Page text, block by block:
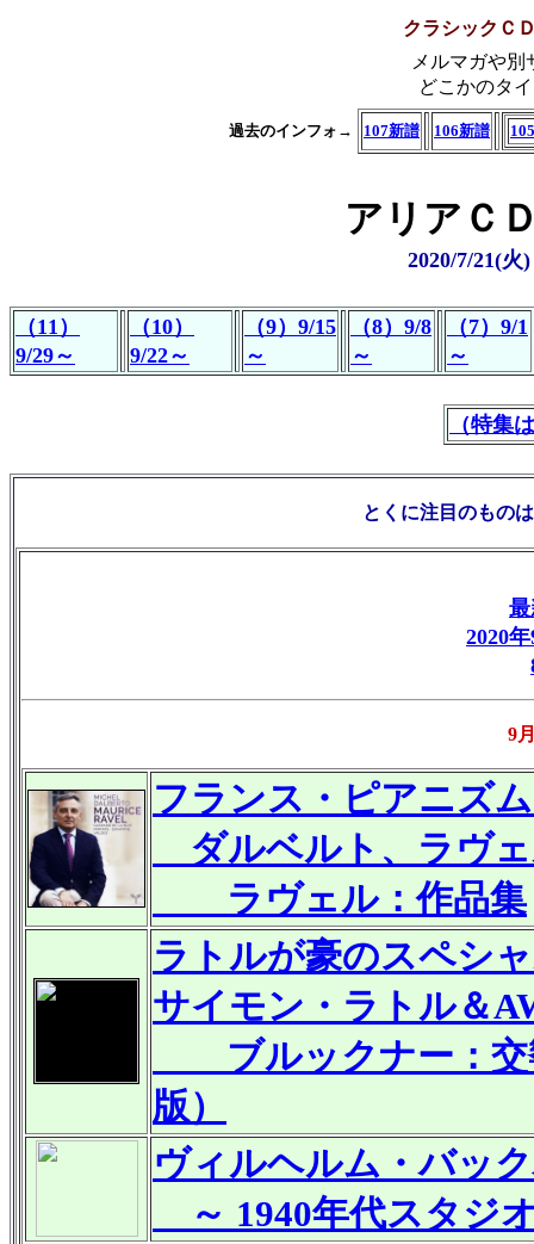
クラシックＣ
メルマガや
どこかのタ
過去のインフォ→ 107新譜 106新譜
アリアＣ
2020/7/21(火
（11）
9/29～
（10）
9/22～
（9）9/15
～
（8）9/8
～
（7）9/1
～
（特集
とくに注目のもの
2020
9
フランス・ピアニズ
ダルベルト、ラヴ
ラヴェル：作品集
ラトルが豪のスペシ
サイモン・ラトル＆
ブルックナー：交
版）
ヴィルヘルム・バッ
～ 1940年代スタジ